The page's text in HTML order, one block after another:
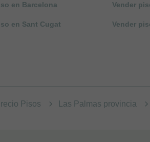
en Barcelona Vender
en Sant Cugat Vender
Pisos Las Palmas provincia